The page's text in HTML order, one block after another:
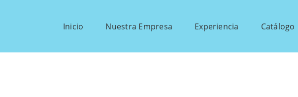
Inicio Nuestra Empresa Experiencia Catálogo